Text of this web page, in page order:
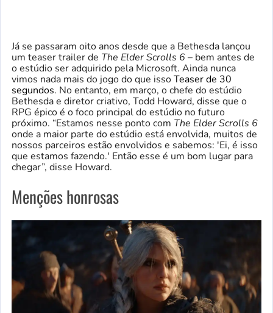
Já se passaram oito anos desde que a Bethesda lançou
um teaser trailer de The Elder Scrolls 6– bem antes de
o estúdio ser adquirido pela Microsoft. Ainda nunca
vimos nada mais do jogo do que issoTeaser de 30
segundos. No entanto, em março, o chefe do estúdio
Bethesda e diretor criativo, Todd Howard, disse que o
RPG épico é o foco principal do estúdio no futuro
próximo. “Estamos nesse ponto com The Elder Scrolls 6
onde a maior parte do estúdio está envolvida, muitos de
nossos parceiros estão envolvidos e sabemos: 'Ei, é isso
que estamos fazendo.' Então esse é um bom lugar para
chegar”, disse Howard.
Menções honrosas